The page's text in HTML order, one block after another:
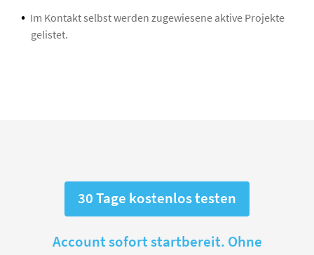
Im Kontakt selbst werden zugewiesene aktive Projekte
gelistet.
30 Tage kostenlos testen
Account sofort startbereit. Ohne